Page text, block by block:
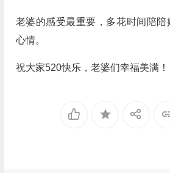
老婆的感受最重要，多花时间陪陪
心情。
祝大家520快乐，老婆们幸福美满！